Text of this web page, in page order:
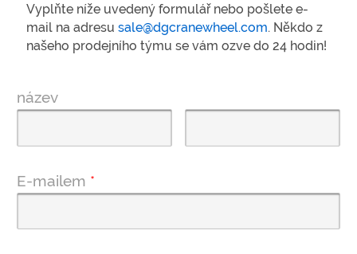
Vyplňte níže uvedený formulář nebo pošlete e-
mail na adresusale@dgcranewheel.com. Někdo z
našeho prodejního týmu se vám ozve do 24 hodin!
název
E-mailem *